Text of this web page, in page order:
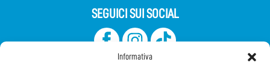
Informativa
SEGUICI SUI SOCIAL